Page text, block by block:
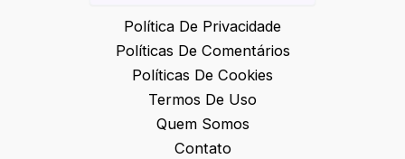
Política De Privacidade
Políticas De Comentários
Políticas De Cookies
Termos De Uso
Quem Somos
Contato